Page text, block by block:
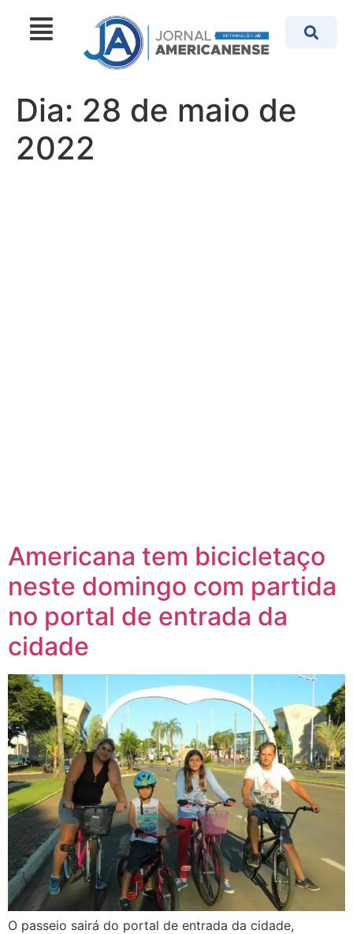
Dia: 28 de maio de
2022
Americana tem bicicletaço
neste domingo com partida
no portal de entrada da
cidade
O passeio sairá do portal de entrada da cidade,